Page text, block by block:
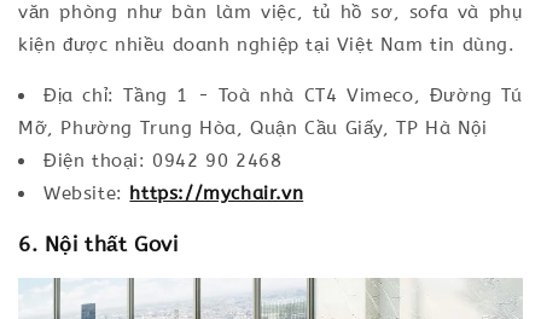
văn phòng như bàn làm việc, tủ hồ sơ, sofa và phụ
kiện được nhiều doanh nghiệp tại Việt Nam tin dùng.
Địa chỉ: Tầng 1 - Toà nhà CT4 Vimeco, Đường Tú
Mỡ, Phường Trung Hòa, Quận Cầu Giấy, TP Hà Nội
Điện thoại: 0942 90 2468
Website:
https://mychair.vn
6. Nội thất Govi